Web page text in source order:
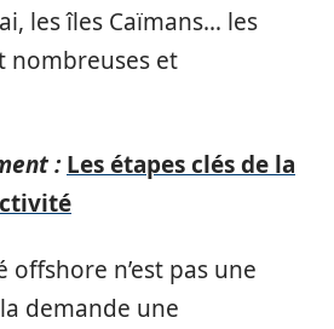
les îles Caïmans… les
nombreuses et
: Les étapes clés de la
offshore n’est pas une
demande une